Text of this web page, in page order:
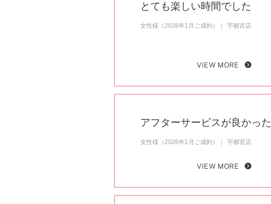
とても楽しい時間でした
女性様（2026年1月ご成約） 宇都宮店
VIEW MORE
アフターサービスが良かった
女性様（2026年1月ご成約） 宇都宮店
VIEW MORE